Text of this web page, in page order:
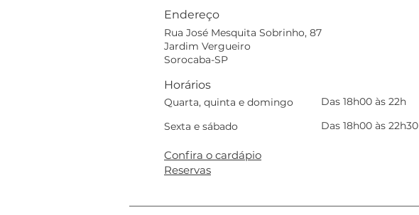
Endereço
Rua José Mesquita Sobrinho, 87
Jardim Vergueiro
Sorocaba-SP
Horários
Quarta, quinta e domingo
Sexta e sábado
Das 18h00 às 22h
Das 18h00 às 22h30
Confira o cardápio
Reservas